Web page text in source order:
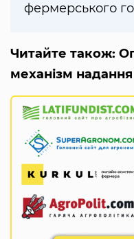
фермерського
Читайте також:
механізм надання